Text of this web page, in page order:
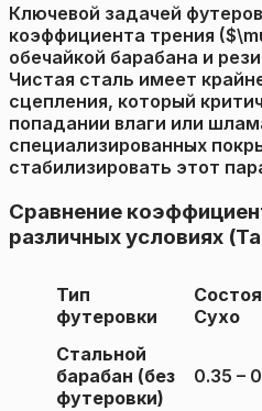
Ключевой задачей
коэффициента трения
обечайкой барабана и
Чистая сталь имеет
сцепления, который
попадании влаги или
специализированных
стабилизировать этот
Сравнение
различных условиях
Тип
футеровки
Сухо
Стальной
барабан (без
футеровки)
0.35 –